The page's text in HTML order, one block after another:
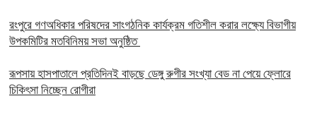
রংপুরে গণঅধিকার পরিষদের সাংগঠনিক কার্যক্রম গতিশীল করার লক্ষ্যে বিভাগীয়
উপকমিটির মতবিনিময় সভা অনুষ্ঠিত
রূপসায় হাসপাতালে প্রতিদিনই বাড়ছে ডেঙ্গু রুগীর সংখ্যা বেড না পেয়ে ফ্লোরে
চিকিৎসা নিচ্ছেন রোগীরা